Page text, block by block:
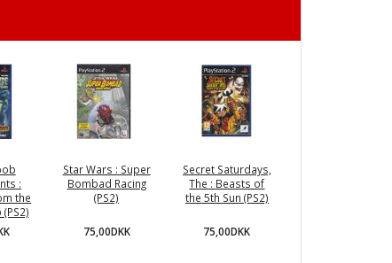
:
the
Star Wars : Super
Bombad Racing
(PS2)
75,00DKK
Secret Saturdays,
The : Beasts of
the 5th Sun (PS2)
75,00DKK